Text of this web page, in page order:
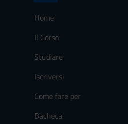
Home
Il Corso
Studiare
Iscriversi
Come fare per
Bacheca